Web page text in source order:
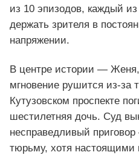
из 10 эпизодов, каждый
держать зрителя в
напряжении.
В центре истории —
мгновение рушится из‑за
Кутузовском проспекте
шестилетняя дочь. Суд
несправедливый
тюрьму, хотя настоящими